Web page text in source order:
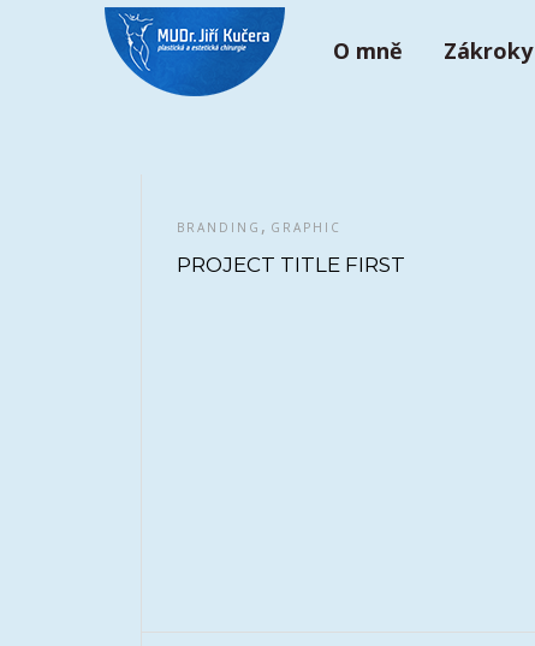
O mně Zákroky
BRANDING , GRAPHIC
PROJECT TITLE FIRST